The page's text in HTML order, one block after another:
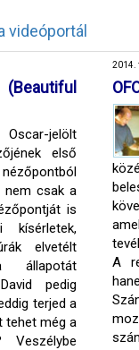
videóportál
jelölt
első
nem csak a
is
kísérletek,
elvetélt
állapotát
pedig
terjed a
tehet még a
2014.
A